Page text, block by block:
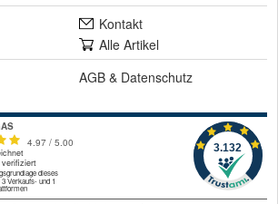
Kontakt
Alle Artikel
AGB & Datenschutz